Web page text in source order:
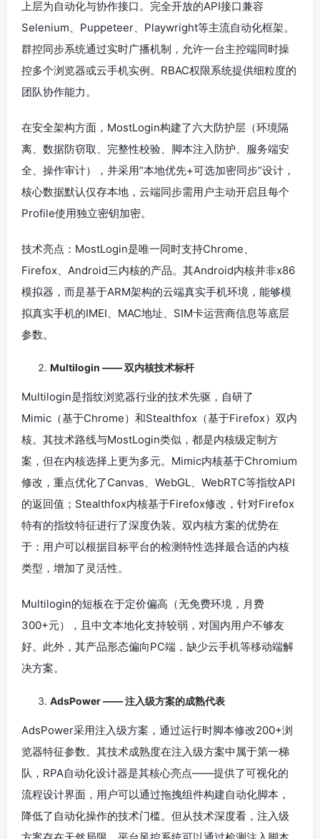
上层为自动化与协作接口。完全开放的API接口兼容
Selenium、Puppeteer、Playwright等主流自动化框架。
群控同步系统通过实时广播机制，允许一台主控端同时操
控多个浏览器或云手机实例。RBAC权限系统提供细粒度的
团队协作能力。
在安全架构方面，MostLogin构建了六大防护层（环境隔
离、数据防窃取、完整性校验、脚本注入防护、服务端安
全、操作审计），并采用“本地优先+可选加密同步”设计，
核心数据默认仅存本地，云端同步需用户主动开启且每个
Profile使用独立密钥加密。
技术亮点：MostLogin是唯一同时支持Chrome、
Firefox、Android三内核的产品。其Android内核并非x86
模拟器，而是基于ARM架构的云端真实手机环境，能够模
拟真实手机的IMEI、MAC地址、SIM卡运营商信息等底层
参数。
Multilogin —— 双内核技术标杆
Multilogin是指纹浏览器行业的技术先驱，自研了
Mimic（基于Chrome）和Stealthfox（基于Firefox）双内
核。其技术路线与MostLogin类似，都是内核级定制方
案，但在内核选择上更为多元。Mimic内核基于Chromium
修改，重点优化了Canvas、WebGL、WebRTC等指纹API
的返回值；Stealthfox内核基于Firefox修改，针对Firefox
特有的指纹特征进行了深度伪装。双内核方案的优势在
于：用户可以根据目标平台的检测特性选择最合适的内核
类型，增加了灵活性。
Multilogin的短板在于定价偏高（无免费环境，月费
300+元），且中文本地化支持较弱，对国内用户不够友
好。此外，其产品形态偏向PC端，缺少云手机等移动端解
决方案。
AdsPower —— 注入级方案的成熟代表
AdsPower采用注入级方案，通过运行时脚本修改200+浏
览器特征参数。其技术成熟度在注入级方案中属于第一梯
队，RPA自动化设计器是其核心亮点——提供了可视化的
流程设计界面，用户可以通过拖拽组件构建自动化脚本，
降低了自动化操作的技术门槛。但从技术深度看，注入级